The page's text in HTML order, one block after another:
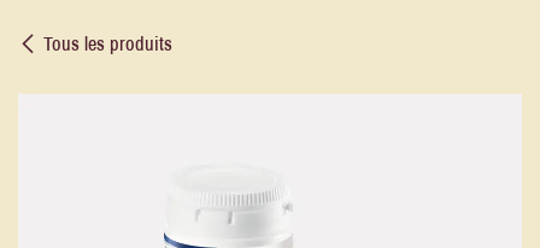
Tous les produits